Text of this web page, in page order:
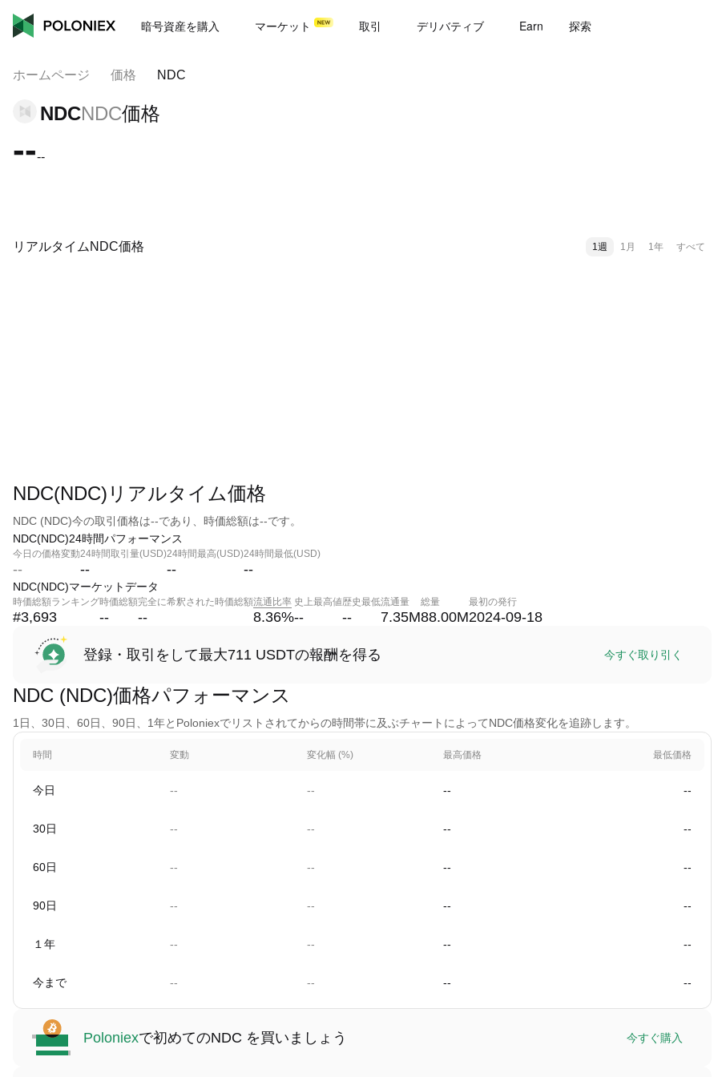
暗号資産を購入 マーケット 取引 デリバティブ Earn 探索
ホームページ 価格 NDC
NDCNDC価格
----
リアルタイムNDC価格 1週 1月 1年 すべて
NDC(NDC)リアルタイム価格
NDC (NDC)今の取引価格は--であり、時価総額は--です。
NDC(NDC)24時間パフォーマンス
今日の価格変動
--
24時間取引量(USD)
--
24時間最高(USD)
--
24時間最低(USD)
--
NDC(NDC)マーケットデータ
時価総額ランキング
#3,693
時価総額
--
完全に希釈された時価総額
--
流通比率
8.36%
史上最高値
--
歴史最低
--
流通量
7.35M
総量
88.00M
最初の発行
2024-09-18
登録・取引をして最大711 USDTの報酬を得る 今すぐ取り引く
NDC (NDC)価格パフォーマンス
1日、30日、60日、90日、1年とPoloniexでリストされてからの時間帯に及ぶチャートによってNDC価格変化を追跡します。
時間 変動 変化幅 (%) 最高価格 最低価格
今日 -- -- -- --
30日 -- -- -- --
60日 -- -- -- --
90日 -- -- -- --
１年 -- -- -- --
今まで -- -- -- --
Poloniexで初めてのNDC を買いましょう 今すぐ購入